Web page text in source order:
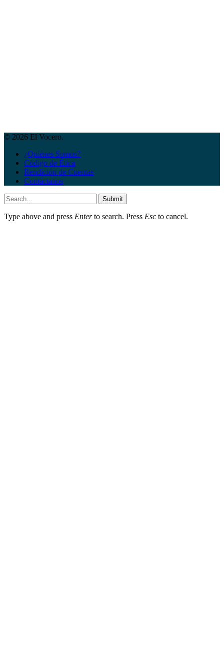
© 2026 El Vocero.
¿Quiénes Somos?
Código de Ética
Rendición de Cuentas
Contáctanos
Submit
Type above and press Enterto search. Press Esc to cancel.